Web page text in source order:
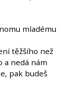
mladému
těžšího než
a nedá nám
pak budeš